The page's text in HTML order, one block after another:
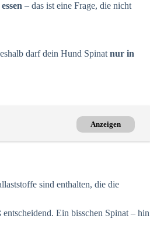
– das ist eine Frage, die nicht
darf dein Hund Spinat nur in
Anzeigen
sind enthalten, die die
Ein bisschen Spinat – hin